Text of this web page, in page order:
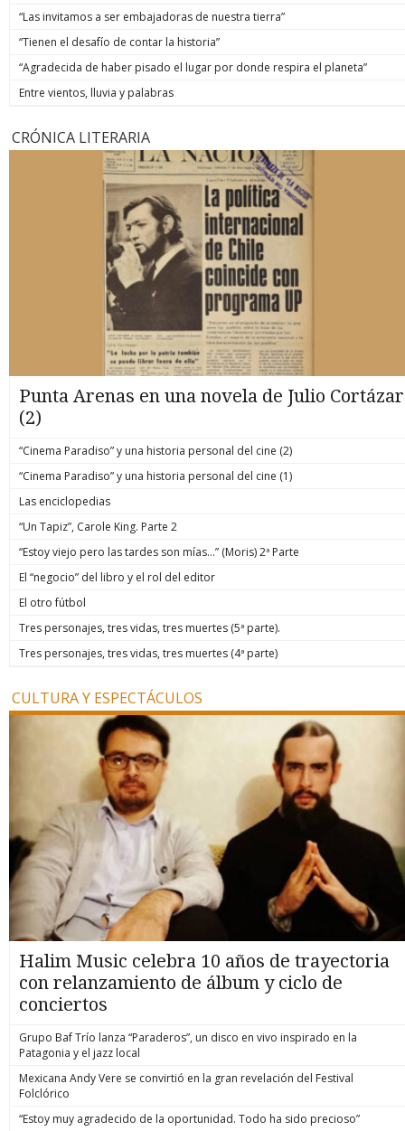
“Las invitamos a ser embajadoras de nuestra tierra”
“Tienen el desafío de contar la historia”
“Agradecida de haber pisado el lugar por donde respira el planeta”
Entre vientos, lluvia y palabras
CRÓNICA LITERARIA
Punta Arenas en una novela de Julio Cortázar
(2)
“Cinema Paradiso” y una historia personal del cine (2)
“Cinema Paradiso” y una historia personal del cine (1)
Las enciclopedias
“Un Tapiz”, Carole King. Parte 2
“Estoy viejo pero las tardes son mías…” (Moris) 2ª Parte
El “negocio” del libro y el rol del editor
El otro fútbol
Tres personajes, tres vidas, tres muertes (5ª parte).
Tres personajes, tres vidas, tres muertes (4ª parte)
CULTURA Y ESPECTÁCULOS
Halim Music celebra 10 años de trayectoria
con relanzamiento de álbum y ciclo de
conciertos
Grupo Baf Trío lanza “Paraderos”, un disco en vivo inspirado en la
Patagonia y el jazz local
Mexicana Andy Vere se convirtió en la gran revelación del Festival
Folclórico
“Estoy muy agradecido de la oportunidad. Todo ha sido precioso”